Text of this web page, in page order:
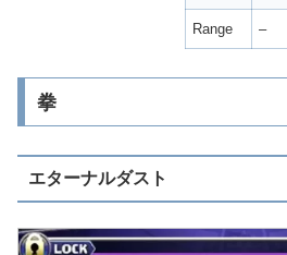
Range –
拳
エターナルダスト